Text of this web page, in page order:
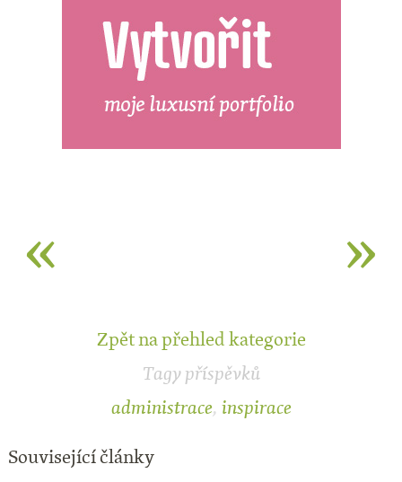
« »
Zpět na přehled kategorie
Tagy příspěvků
administrace, inspirace
Související články